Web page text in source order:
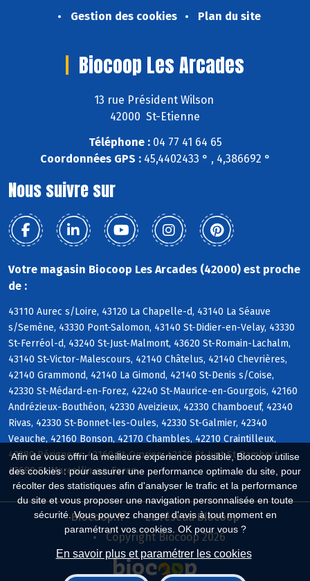
Afin de vous offrir la meilleure expérience possible, Biocoop utilise
des cookies : pour assurer une performance optimale du site, pour
récolter des statistiques afin d'analyser le trafic et la performance
du site et vous proposer une navigation personnalisée en toute
sécurité. Vous pouvez changer d'avis à tout moment en
paramétrant vos cookies. OK pour vous ?
En savoir plus et paramétrer les cookies
Gestion des cookies
Plan du site
Biocoop Les Arcades
13 rue Président Wilson
42000 St-Etienne
Téléphone :04 77 41 64 65
Coordonnées GPS :45,4402433 ° , 4,386692 °
Nous suivre sur
Votre magasin Biocoop Les Arcades (42000) est proche
de :
43110 Aurec s/Loire, 43120 La Chapelle-d, 43140 La Séauve
s/Semène, 43330 Pont-Salomon, 43140 St-Didier-en-Velay, 43330
St-Ferréol-d, 43240 St-Just-Malmont, 43620 St-Romain-Lachalm,
43140 St-Victor-Malescours, 42140 Châtelus, 42140 Chevrières,
42140 Grammond, 42140 La Gimond, 42140 St-Denis s/Coise,
42330 St-Médard-en-Forez, 42240 St-Maurice-en-Gourgois, 42160
Andrézieux-Bouthéon, 42330 Aveizieux, 42330 Chamboeuf, 42340
Rivas, 42330 St-Bonnet-les-Oules, 42330 St-Galmier, 42340
Veauche, 42160 Bonson, 42170 Chambles, 42210 Craintilleux,
42380 Périgneux, 42160 St-Cyprien, 42170 St-Just-St-Rambert,
42680 St-Marcellin-en-Forez
Biocoop.fr
Le réseau Biocoop
Copyright Biocoop 2026